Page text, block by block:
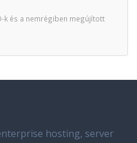
k és a nemrégiben megújított
hosting, server